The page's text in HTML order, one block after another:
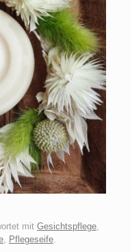
mit Gesichtspflege,
, Pflegeseife.